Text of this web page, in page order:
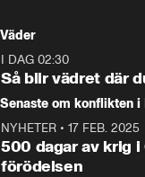
tonårsutvisningarna och
Moderaterna ska locka
väljare till valet i höst.
Väder
I DAG 02:30
Så blir vädret där
Senaste om konflikten i
NYHETER • 17 FEB. 2025
500 dagar av krig i
förödelsen